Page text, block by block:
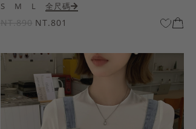
S M L 全尺碼
NT.890 NT.801